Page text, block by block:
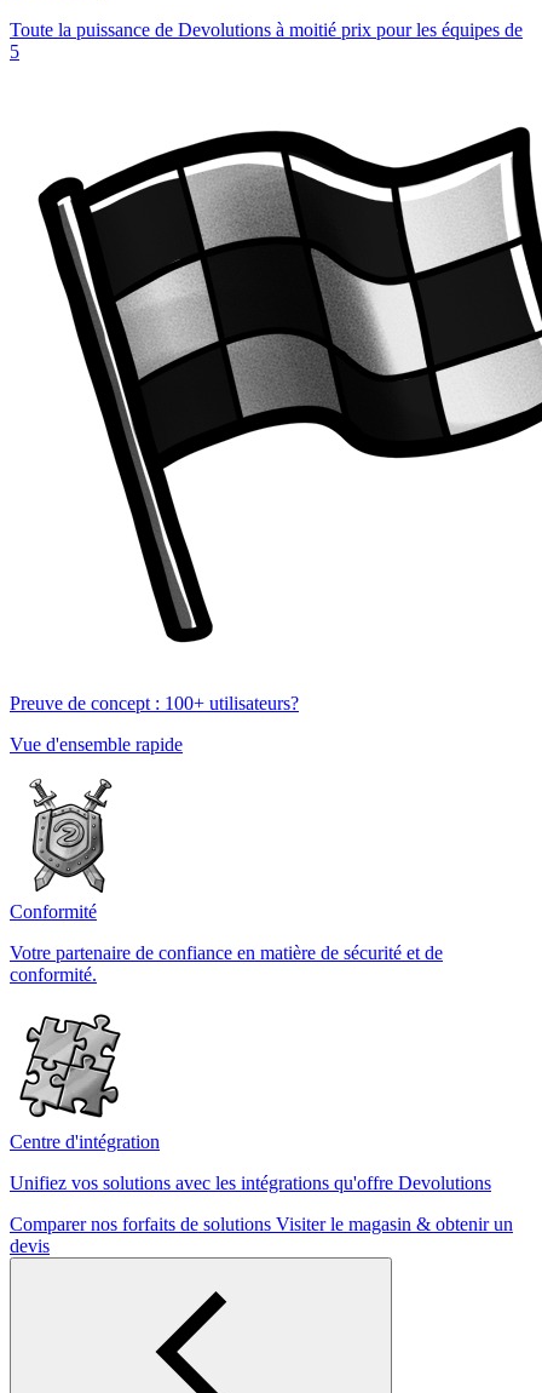
Toute la puissance de Devolutions à moitié prix pour les équipes de
5
Preuve de concept : 100+ utilisateurs?
Vue d'ensemble rapide
Conformité
Votre partenaire de confiance en matière de sécurité et de
conformité.
Centre d'intégration
Unifiez vos solutions avec les intégrations qu'offre Devolutions
Comparer nos forfaits de solutions Visiter le magasin & obtenir un
devis